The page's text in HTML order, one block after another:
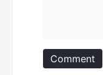
Comment